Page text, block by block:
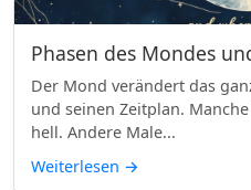
Phasen des Mondes
Der Mond verändert das
und seinen Zeitplan.
hell. Andere Male...
Weiterlesen →